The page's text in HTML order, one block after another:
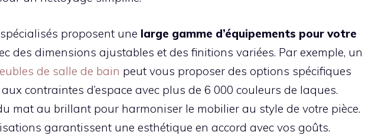
proposent une large gamme d’équipements pour votre
des dimensions ajustables et des finitions variées. Par exemple, un
de salle de bain peut vous proposer des options spécifiques
contraintes d’espace avec plus de 6 000 couleurs de laques.
mat au brillant pour harmoniser le mobilier au style de votre pièce.
garantissent une esthétique en accord avec vos goûts.